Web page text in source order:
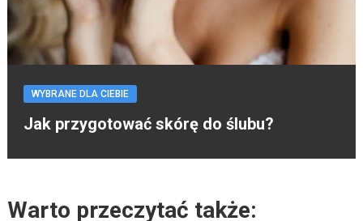
WYBRANE DLA CIEBIE
Jak przygotować skórę do ślubu?
Warto przeczytać także: